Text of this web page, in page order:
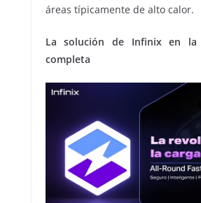
áreas típicamente de alto calor.
La solución de Infinix en la
completa